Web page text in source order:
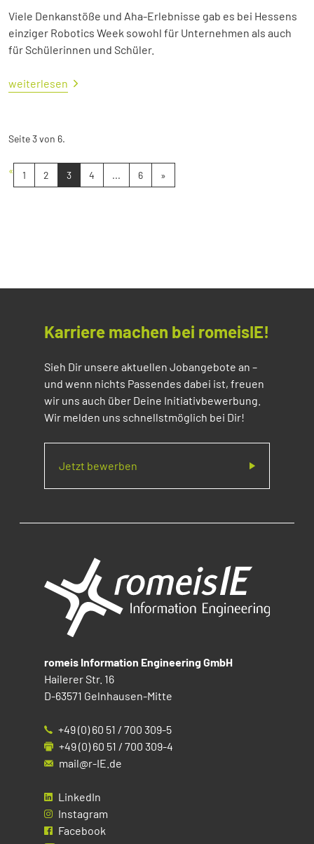
Viele Denkanstöße und Aha-Erlebnisse gab es bei Hessens
einziger Robotics Week sowohl für Unternehmen als auch
für Schülerinnen und Schüler.
weiterlesen
Seite 3 von 6.
« 1 2 3 4 ... 6 »
Karriere machen bei romeisIE!
Sieh Dir unsere aktuellen Jobangebote an –
und wenn nichts Passendes dabei ist, freuen
wir uns auch über Deine Initiativbewerbung.
Wir melden uns schnellstmöglich bei Dir!
Jetzt bewerben
romeis Information Engineering GmbH
Hailerer Str. 16
D-63571 Gelnhausen-Mitte
+49 (0) 60 51 / 700 309-5
+49 (0) 60 51 / 700 309-4
mail@r-IE.de
LinkedIn
Instagram
Facebook